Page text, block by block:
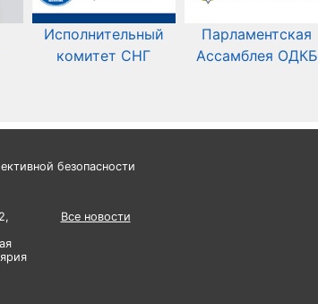
Исполнительный
комитет СНГ
Парламентская
Ассамблея ОДКБ
безопасности
Все новости